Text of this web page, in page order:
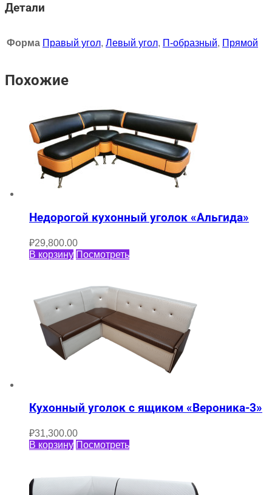
Детали
Форма Правый угол, Левый угол, П-образный, Прямой
Похожие
Недорогой кухонный уголок «Альгида»
₽29,800.00
В корзину Посмотреть
Кухонный уголок с ящиком «Вероника-3»
₽31,300.00
В корзину Посмотреть